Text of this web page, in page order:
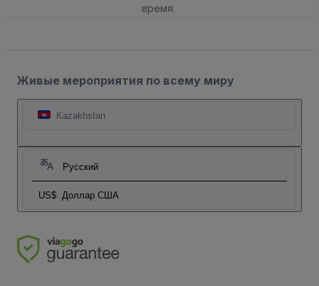
время.
Живые мероприятия по всему миру
Kazakhstan
Русский
US$ Доллар США